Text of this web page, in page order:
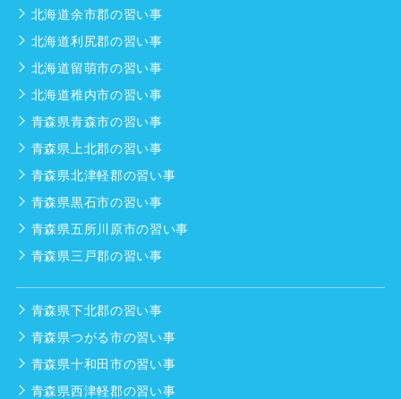
北海道余市郡の習い事
北海道利尻郡の習い事
北海道留萌市の習い事
北海道稚内市の習い事
青森県青森市の習い事
青森県上北郡の習い事
青森県北津軽郡の習い事
青森県黒石市の習い事
青森県五所川原市の習い事
青森県三戸郡の習い事
青森県下北郡の習い事
青森県つがる市の習い事
青森県十和田市の習い事
青森県西津軽郡の習い事